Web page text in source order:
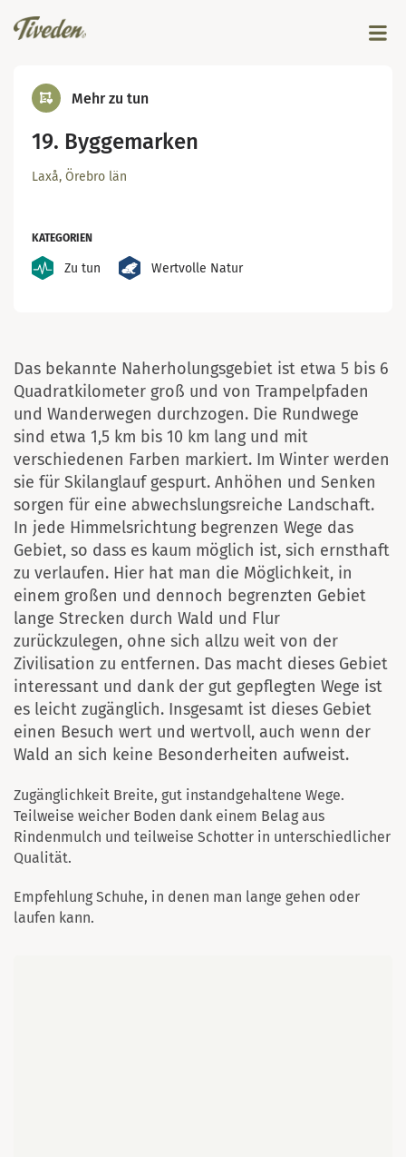
Mehr zu tun
19. Byggemarken
Laxå, Örebro län
KATEGORIEN
Zu tun Wertvolle Natur
Das bekannte Naherholungsgebiet ist etwa 5 bis 6
Quadratkilometer groß und von Trampelpfaden
und Wanderwegen durchzogen. Die Rundwege
sind etwa 1,5 km bis 10 km lang und mit
verschiedenen Farben markiert. Im Winter werden
sie für Skilanglauf gespurt. Anhöhen und Senken
sorgen für eine abwechslungsreiche Landschaft.
In jede Himmelsrichtung begrenzen Wege das
Gebiet, so dass es kaum möglich ist, sich ernsthaft
zu verlaufen. Hier hat man die Möglichkeit, in
einem großen und dennoch begrenzten Gebiet
lange Strecken durch Wald und Flur
zurückzulegen, ohne sich allzu weit von der
Zivilisation zu entfernen. Das macht dieses Gebiet
interessant und dank der gut gepflegten Wege ist
es leicht zugänglich. Insgesamt ist dieses Gebiet
einen Besuch wert und wertvoll, auch wenn der
Wald an sich keine Besonderheiten aufweist.
Zugänglichkeit Breite, gut instandgehaltene Wege.
Teilweise weicher Boden dank einem Belag aus
Rindenmulch und teilweise Schotter in unterschiedlicher
Qualität.
Empfehlung Schuhe, in denen man lange gehen oder
laufen kann.